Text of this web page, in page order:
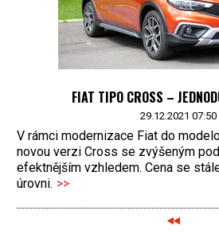
FIAT TIPO CROSS –
29.12.2021 07:50
V rámci modernizace Fiat do
novou verzi Cross se zvýšeným
efektnějším vzhledem. Cena se
úrovni. >>